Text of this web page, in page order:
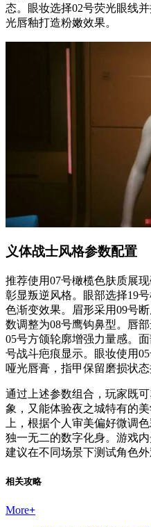
态。眼妆选择02号荧光眼线
光唇釉打造粉嫩效果。
义体战士风格参数配置
推荐使用07号橄榄色肤质展
彰显叛逆风格。眼部选择19
色渐变效果。眉形采用09号
数调整为08号鹰钩鼻型。唇
05号方颌轮廓增强力量感。
号战斗疤痕显示。眼妆使用
哑光唇膏，指甲保留磨损状态
通过上述参数组合，玩家既
象，又能体验夜之城特有的
上，根据个人审美偏好微调
独一无二的数字化身。游戏
建议在不同场景下测试角色外
相关攻略
More+